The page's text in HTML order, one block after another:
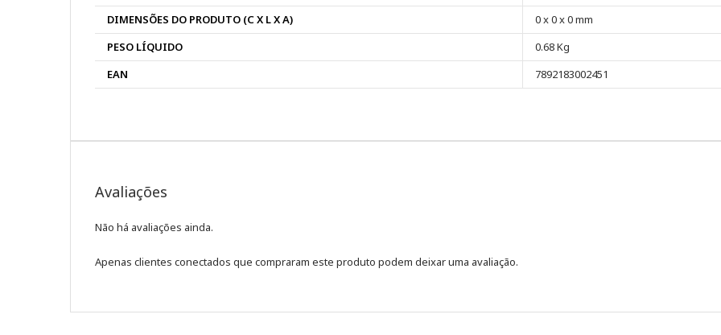
DIMENSÕES DO PRODUTO (C X L X A)
0 x 0 x 0 mm
PESO LÍQUIDO
0.68 Kg
EAN
7892183002451
Avaliações
Não há avaliações ainda.
Apenas clientes conectados que compraram este produto podem deixar uma avaliação.